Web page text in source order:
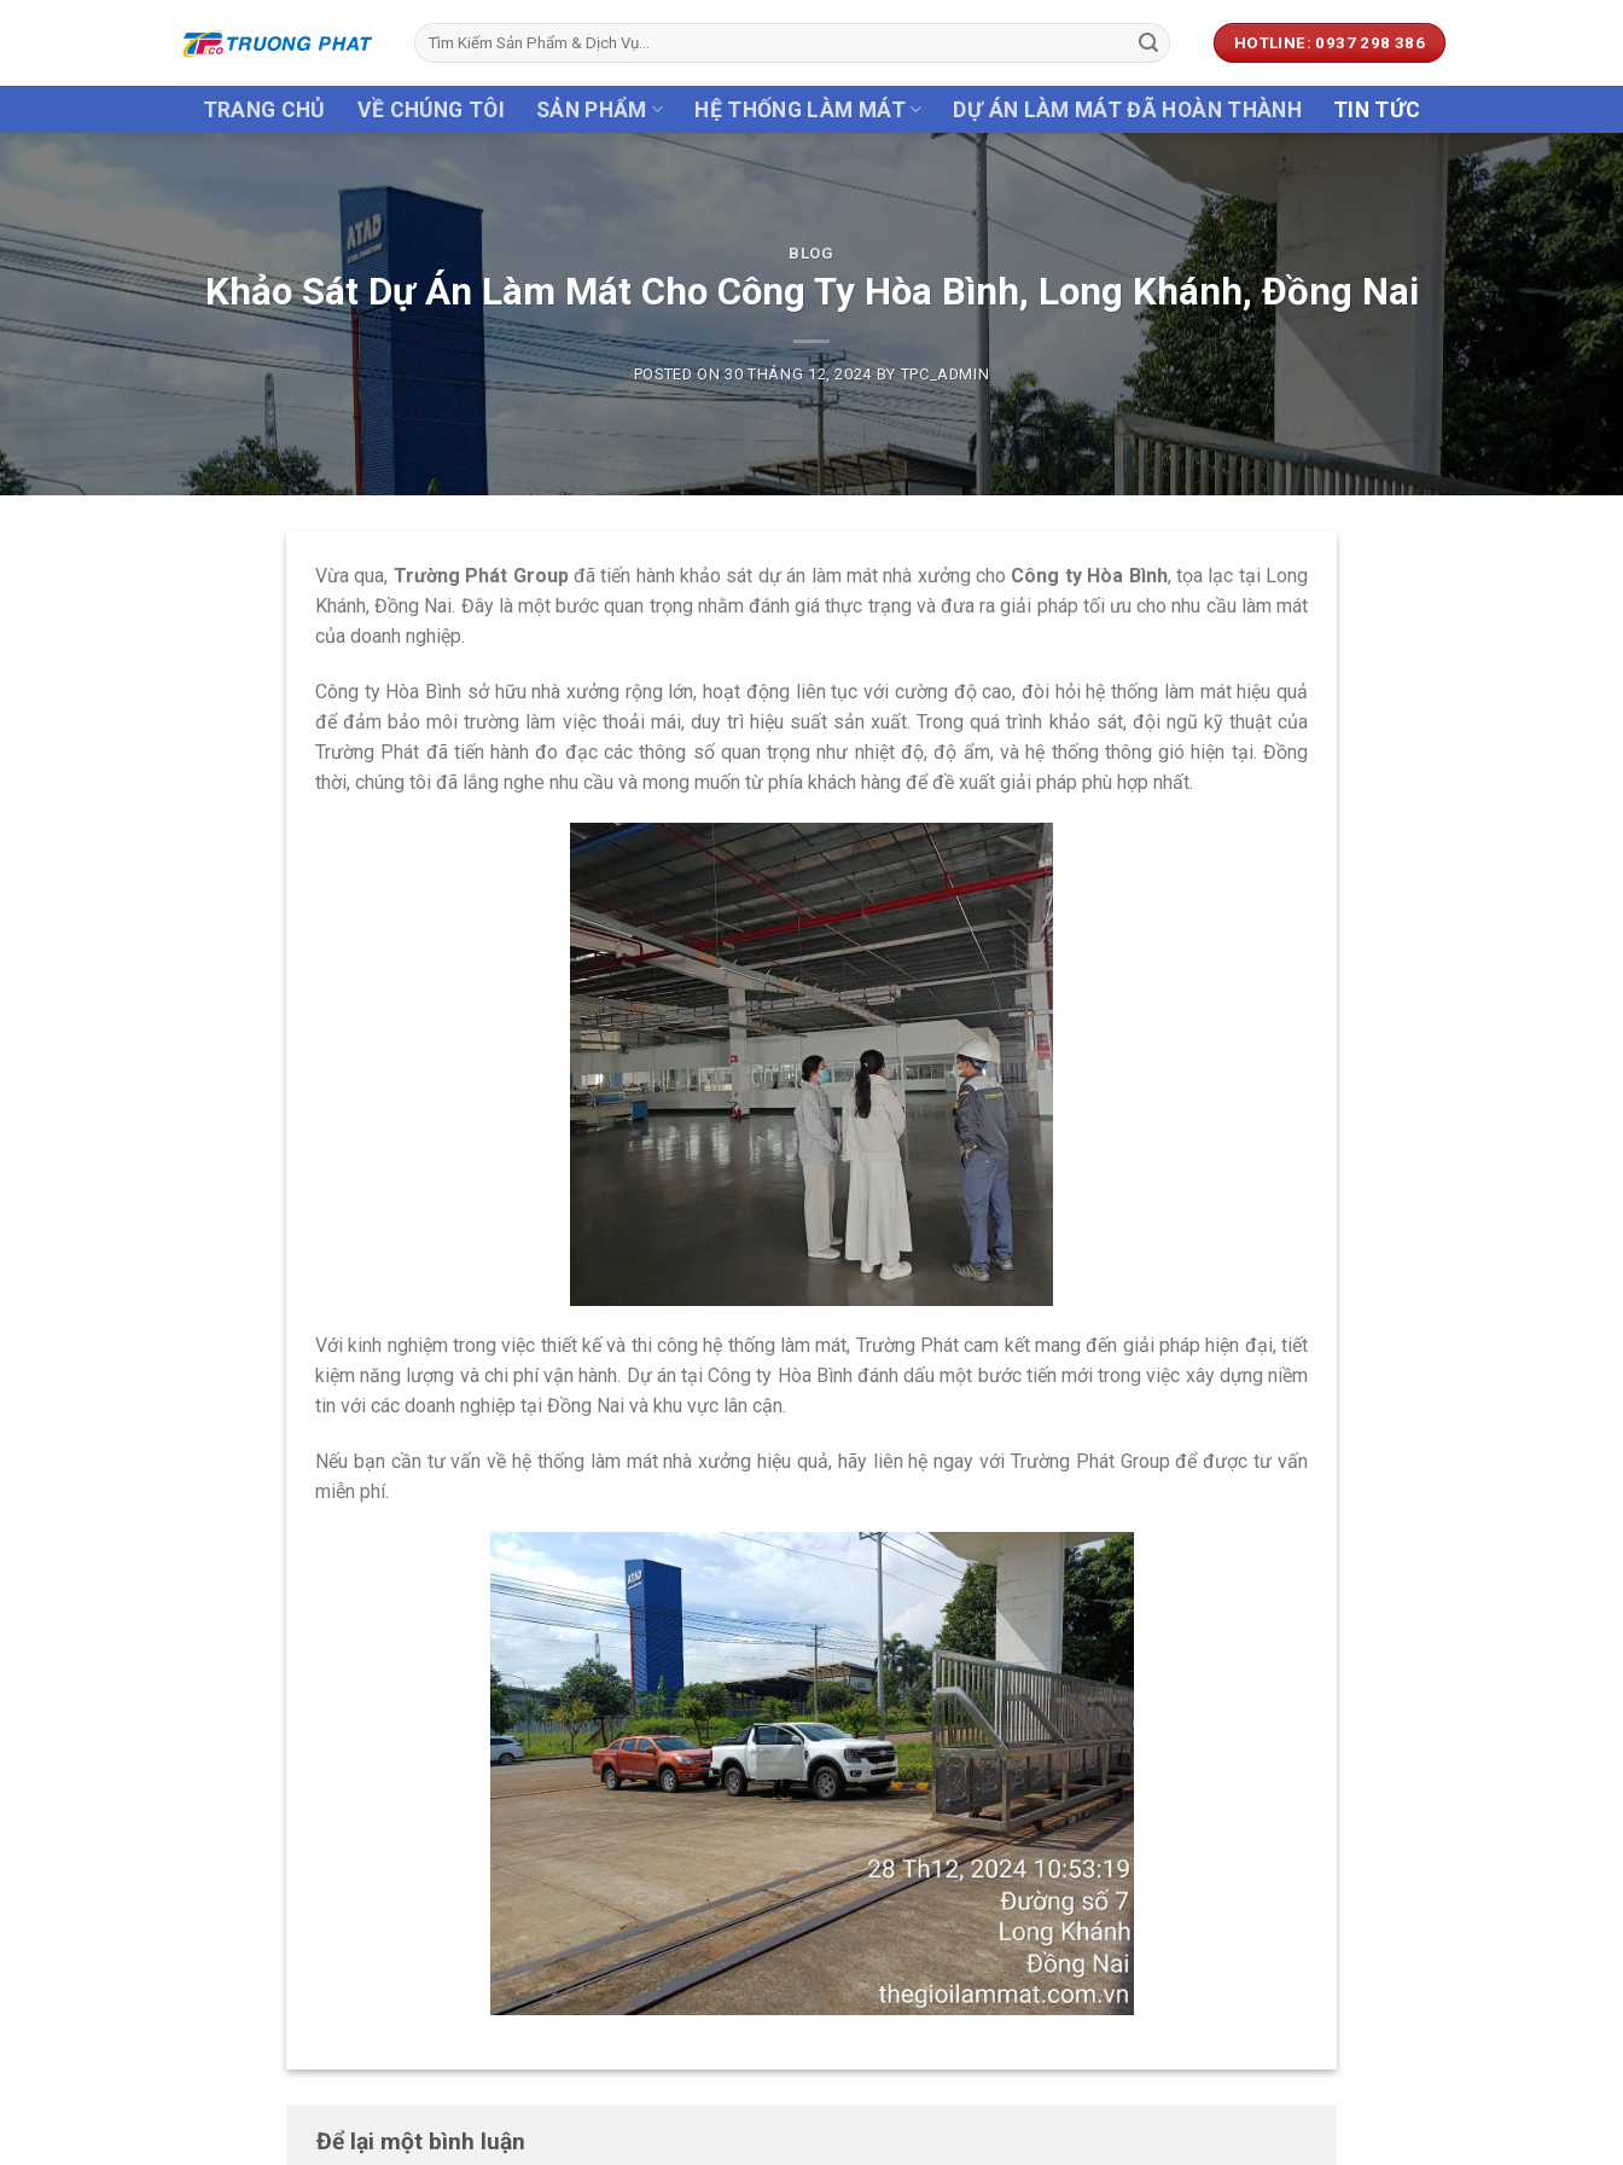
Tìm
kiếm:
HOTLINE: 0937 298 386
TRANG CHỦ VỀ CHÚNG TÔI SẢN PHẨM HỆ THỐNG LÀM MÁT DỰ ÁN LÀM MÁT ĐÃ HOÀN THÀNH TIN TỨC
BLOG
Khảo Sát Dự Án Làm Mát Cho Công Ty Hòa Bình, Long Khánh, Đồng Nai
POSTED ON30 THÁNG 12, 2024BYTPC_ADMIN
Vừa qua, Trường Phát Groupđã tiến hành khảo sát dự án làm mát nhà xưởng cho Công ty Hòa Bình, tọa lạc tại Long
Khánh, Đồng Nai. Đây là một bước quan trọng nhằm đánh giá thực trạng và đưa ra giải pháp tối ưu cho nhu cầu làm mát
của doanh nghiệp.
Công ty Hòa Bình sở hữu nhà xưởng rộng lớn, hoạt động liên tục với cường độ cao, đòi hỏi hệ thống làm mát hiệu quả
để đảm bảo môi trường làm việc thoải mái, duy trì hiệu suất sản xuất. Trong quá trình khảo sát, đội ngũ kỹ thuật của
Trường Phát đã tiến hành đo đạc các thông số quan trọng như nhiệt độ, độ ẩm, và hệ thống thông gió hiện tại. Đồng
thời, chúng tôi đã lắng nghe nhu cầu và mong muốn từ phía khách hàng để đề xuất giải pháp phù hợp nhất.
Với kinh nghiệm trong việc thiết kế và thi công hệ thống làm mát, Trường Phát cam kết mang đến giải pháp hiện đại, tiết
kiệm năng lượng và chi phí vận hành. Dự án tại Công ty Hòa Bình đánh dấu một bước tiến mới trong việc xây dựng niềm
tin với các doanh nghiệp tại Đồng Nai và khu vực lân cận.
Nếu bạn cần tư vấn về hệ thống làm mát nhà xưởng hiệu quả, hãy liên hệ ngay với Trường Phát Group để được tư vấn
miễn phí.
Để lại một bình luận